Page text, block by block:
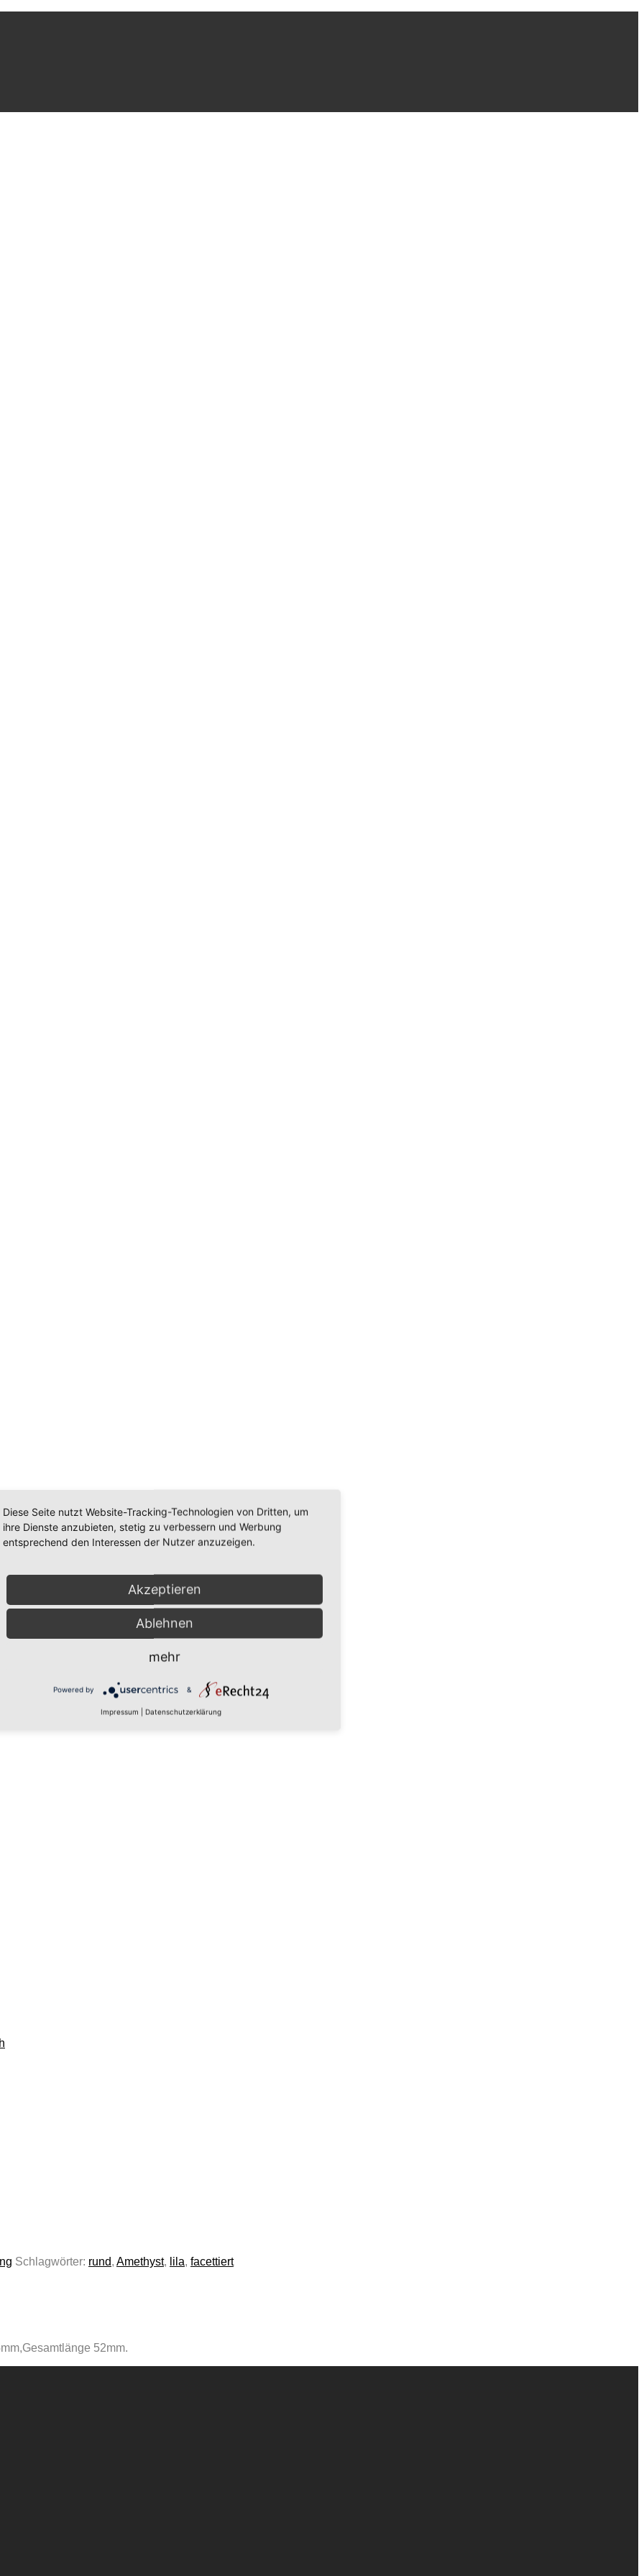
Schlagwörter: rund, Amethyst, lila, facettiert
52mm.
Diese Seite nutzt Website-Tracking-Technologien von Dritten, um
ihre Dienste anzubieten, stetig zu verbessern und Werbung
entsprechend den Interessen der Nutzer anzuzeigen.
Akzeptieren
Ablehnen
mehr
Powered by &
Impressum Datenschutzerklärung